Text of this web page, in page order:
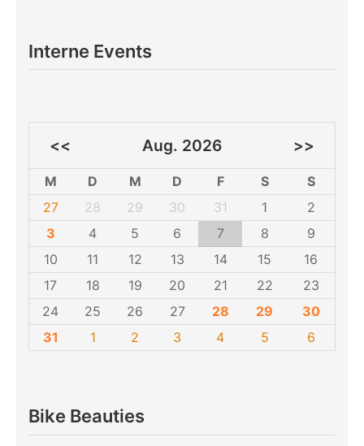
Interne Events
<< Aug. 2026 >>
M D M D F S
S
27
28 29 30 31 1
2
3
4 5 6 7 8
9
10
11 12 13 14 15
16
17
18 19 20 21 22
23
24
25 26 27 28 29
30
31
1 2 3 4 5 6
Bike Beauties